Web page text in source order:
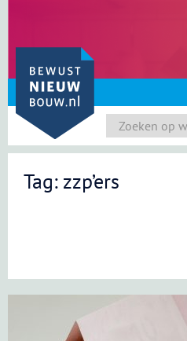
content
Tag: zzp’ers